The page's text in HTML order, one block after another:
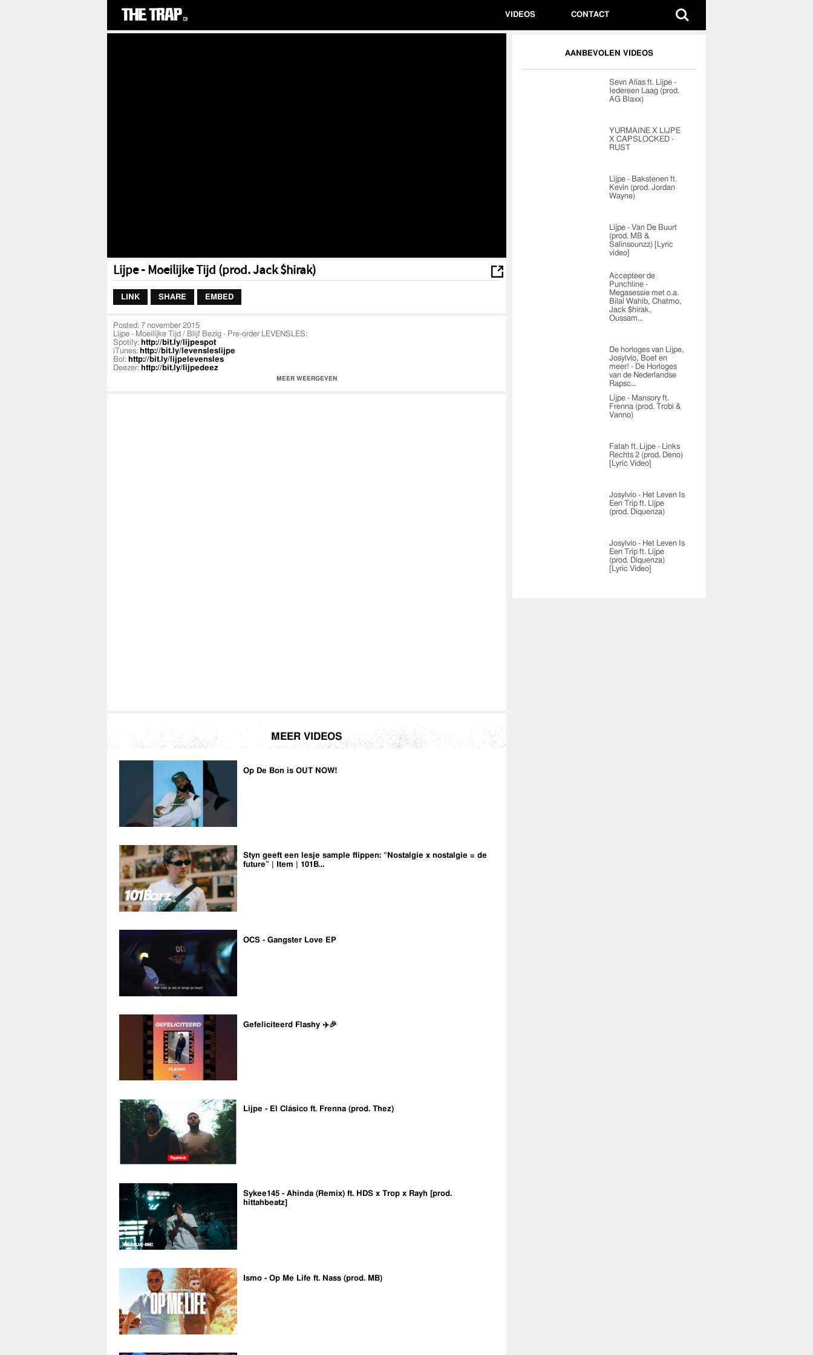
VIDEOS CONTACT
AANBEVOLEN VIDEOS
Sevn Alias ft. Lijpe -
Iedereen Laag (prod.
AG Blaxx)
YURMAINE X LIJPE
X CAPSLOCKED -
RUST
Lijpe - Bakstenen ft.
Kevin (prod. Jordan
Wayne)
Lijpe - Van De Buurt
(prod. MB &
Salinsounzz) [Lyric
video]
Accepteer de
Punchline -
Megasessie met o.a.
Bilal Wahib, Chatmo,
Jack $hirak,
Oussam…
De horloges van Lijpe,
Josylvio, Boef en
meer! - De Horloges
van de Nederlandse
Rapsc…
Lijpe - Mansory ft.
Frenna (prod. Trobi &
Vanno)
Fatah ft. Lijpe - Links
Rechts 2 (prod. Deno)
[Lyric Video]
Josylvio - Het Leven Is
Een Trip ft. Lijpe
(prod. Diquenza)
Josylvio - Het Leven Is
Een Trip ft. Lijpe
(prod. Diquenza)
[Lyric Video]
Lijpe - Moeilijke Tijd (prod. Jack $hirak)
LINK SHARE EMBED
Posted: 7 november 2015
Lijpe - Moeilijke Tijd / Blijf Bezig - Pre-order LEVENSLES:
Spotify: http://bit.ly/lijpespot
iTunes: http://bit.ly/levensleslijpe
Bol: http://bit.ly/lijpelevensles
Deezer: http://bit.ly/lijpedeez
MEER WEERGEVEN
MEER VIDEOS
Op De Bon is OUT NOW!
Styn geeft een lesje sample flippen: “Nostalgie x nostalgie = de
future” | Item | 101B…
OCS - Gangster Love EP
Gefeliciteerd Flashy ✈️🎉
Lijpe - El Clásico ft. Frenna (prod. Thez)
Sykee145 - Ahinda (Remix) ft. HDS x Trop x Rayh [prod.
hittahbeatz]
Ismo - Op Me Life ft. Nass (prod. MB)